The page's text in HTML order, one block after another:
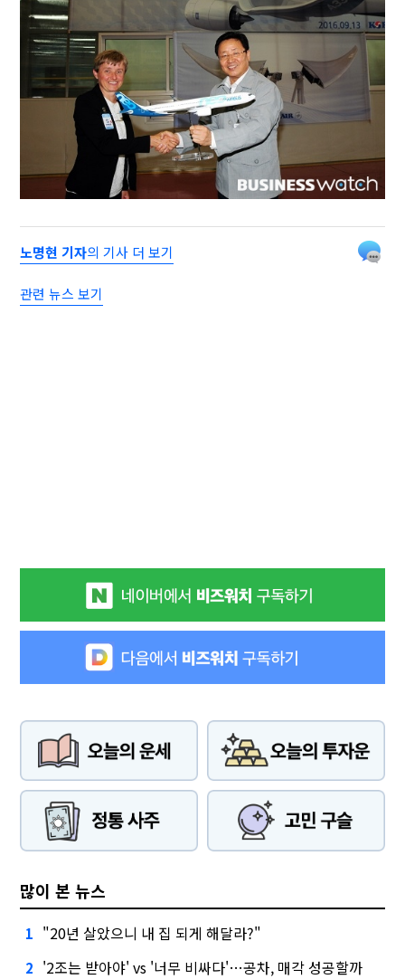
노명현 기자의 기사 더 보기
관련 뉴스 보기
많이 본 뉴스
1 "20년 살았으니 내 집 되게 해달라?"
2 '2조는 받아야' vs '너무 비싸다'…공차, 매각 성공할까